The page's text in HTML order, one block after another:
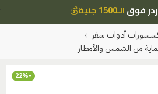
فوقالـ1500 جنية 💰
أدوات سفر
من الشمس والأمطار
-22%